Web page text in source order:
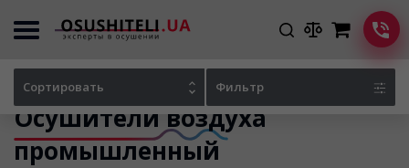
Осушители воздуха
промышленный
Сортировать Фильтр